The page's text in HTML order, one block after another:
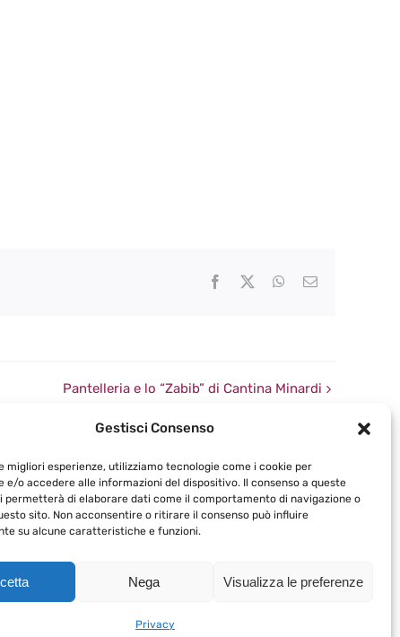
Gestisci Consenso
migliori esperienze, utilizziamo tecnologie come i cookie per
e/o accedere alle informazioni del dispositivo. Il consenso a queste
permetterà di elaborare dati come il comportamento di navigazione o
sito. Non acconsentire o ritirare il consenso può influire
su alcune caratteristiche e funzioni.
Nega Visualizza le preferenze
Privacy
Facebook WhatsApp
Email
Pantelleria e lo “Zabib” di Cantina Minardi